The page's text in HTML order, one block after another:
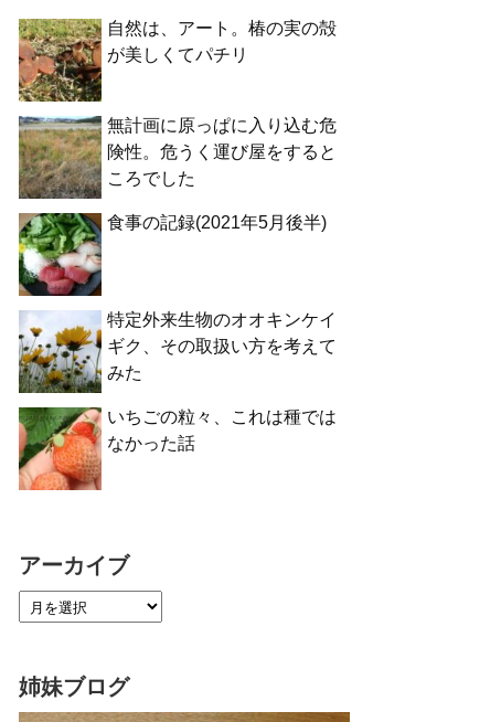
自然は、アート。椿の実の殻
が美しくてパチリ
無計画に原っぱに入り込む危
険性。危うく運び屋をすると
ころでした
食事の記録(2021年5月後半)
特定外来生物のオオキンケイ
ギク、その取扱い方を考えて
みた
いちごの粒々、これは種では
なかった話
アーカイブ
姉妹ブログ